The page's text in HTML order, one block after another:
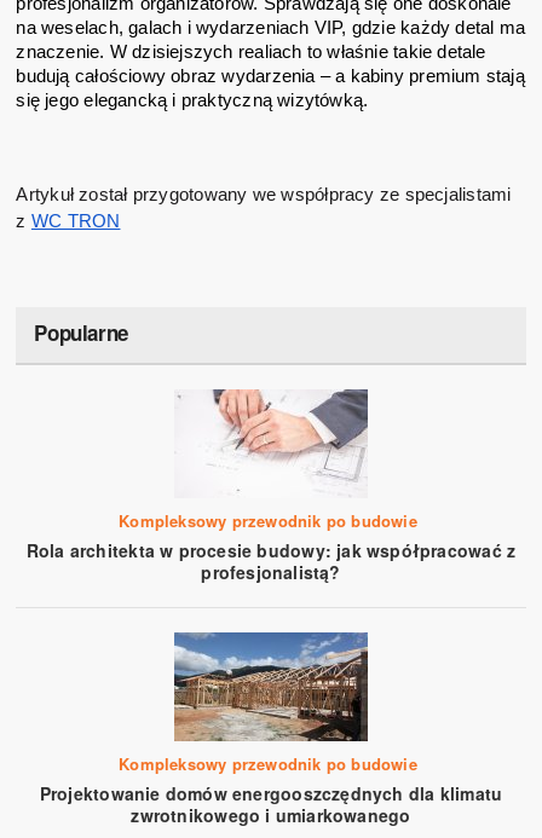
na weselach, galach i wydarzeniach VIP, gdzie każdy detal ma
znaczenie. W dzisiejszych realiach to właśnie takie detale
budują całościowy obraz wydarzenia – a kabiny premium stają
się jego elegancką i praktyczną wizytówką.
Artykuł został przygotowany we współpracy ze specjalistami
z WC TRON
Popularne
Kompleksowy przewodnik po budowie
Rola architekta w procesie budowy: jak współpracować z
profesjonalistą?
Kompleksowy przewodnik po budowie
Projektowanie domów energooszczędnych dla klimatu
zwrotnikowego i umiarkowanego